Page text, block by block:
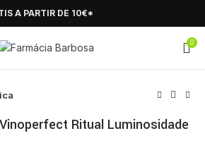
A PARTIR DE 10€*
0
Ritual Luminosidade